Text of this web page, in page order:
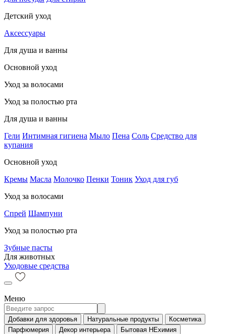
Детский уход
Аксессуары
Для душа и ванны
Основной уход
Уход за волосами
Уход за полостью рта
Для душа и ванны
Гели Интимная гигиена Мыло Пена Соль Средство для
купания
Основной уход
Кремы Масла Молочко Пенки Тоник Уход для губ
Уход за волосами
Спрей Шампуни
Уход за полостью рта
Зубные пасты
Для животных
Уходовые средства
Меню
Добавки для здоровья Натуральные продукты
Косметика
Парфюмерия
Декор интерьера
Бытовая НЕхимия